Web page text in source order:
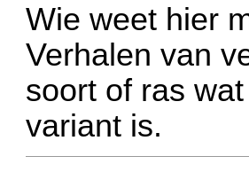
Wie weet hier
Verhalen van
soort of ras
variant is.